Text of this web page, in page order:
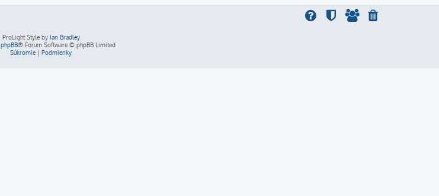
ProLight Style by Ian Bradley
phpBB® Forum Software © phpBB Limited
Súkromie | Podmienky